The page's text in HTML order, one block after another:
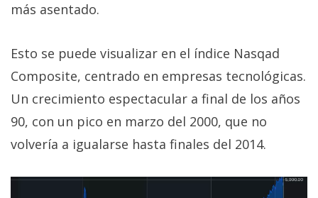
más asentado.
Esto se puede visualizar en el índice Nasqad
Composite, centrado en empresas tecnológicas.
Un crecimiento espectacular a final de los años
90, con un pico en marzo del 2000, que no
volvería a igualarse hasta finales del 2014.